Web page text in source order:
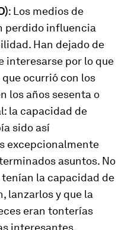
: Los medios de
perdido influencia
Han dejado de
interesarse por lo que
ocurrió con los
los años sesenta o
la capacidad de
sido así
excepcionalmente
asuntos. No
la capacidad de
lanzarlos y que la
eran tonterías
interesantes.